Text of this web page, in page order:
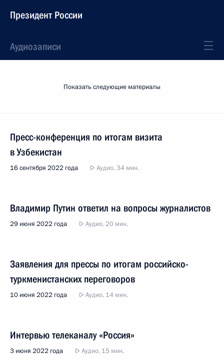
Президент России
Аудиозаписи
Показать следующие материалы
Пресс-конференция по итогам визита
в Узбекистан
16 сентября 2022 года Аудио, 34 мин.
Владимир Путин ответил на вопросы журналистов
29 июня 2022 года Аудио, 20 мин.
Заявления для прессы по итогам российско-
туркменистанских переговоров
10 июня 2022 года Аудио, 14 мин.
Интервью телеканалу «Россия»
3 июня 2022 года Аудио, 15 мин.